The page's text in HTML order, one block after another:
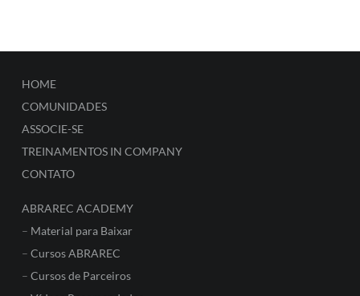
HOME
COMUNIDADES
ASSOCIE-SE
TREINAMENTOS IN COMPANY
CONTATO
ABRAREC ACADEMY
– Material para Baixar
– Cursos ABRAREC
– Cursos de Parceiros